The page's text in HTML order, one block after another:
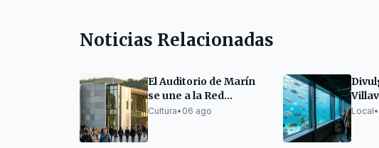
Noticias Relacionadas
El Auditorio de Marín
se une a la Red
Gallega de Teatros y
Cultura• 06 ago
visor
Local•